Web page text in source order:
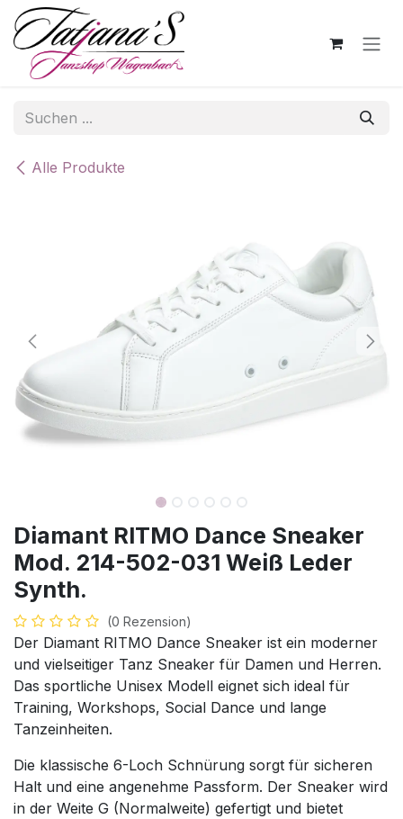
Zum Inhalt springen
Alle Produkte
Diamant RITMO Dance Sneaker
Mod. 214-502-031 Weiß Leder
Synth.
(0 Rezension)
Der Diamant RITMO Dance Sneaker ist ein moderner
und vielseitiger Tanz Sneaker für Damen und Herren.
Das sportliche Unisex Modell eignet sich ideal für
Training, Workshops, Social Dance und lange
Tanzeinheiten.
Die klassische 6-Loch Schnürung sorgt für sicheren
Halt und eine angenehme Passform. Der Sneaker wird
in der Weite G (Normalweite) gefertigt und bietet